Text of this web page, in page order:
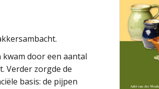
door een aantal
Verder zorgde de
basis: de pijpen